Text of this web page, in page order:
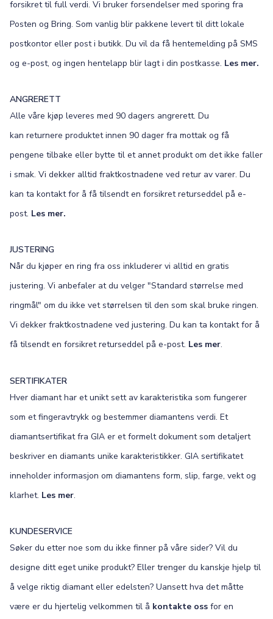
forsikret til full verdi. Vi bruker forsendelser med sporing fra
Posten og Bring. Som vanlig blir pakkene levert til ditt lokale
postkontor eller post i butikk. Du vil da få hentemelding på SMS
og e-post, og ingen hentelapp blir lagt i din postkasse. Les mer.
ANGRERETT
Alle våre kjøp leveres med 90 dagers angrerett. Du
kan returnere produktet innen 90 dager fra mottak og få
pengene tilbake eller bytte til et annet produkt om det ikke faller
i smak. Vi dekker alltid fraktkostnadene ved retur av varer. Du
kan ta kontakt for å få tilsendt en forsikret returseddel på e-
post. Les mer.
JUSTERING
Når du kjøper en ring fra oss inkluderer vi alltid en gratis
justering. Vi anbefaler at du velger "Standard størrelse med
ringmål" om du ikke vet størrelsen til den som skal bruke ringen.
Vi dekker fraktkostnadene ved justering. Du kan ta kontakt for å
få tilsendt en forsikret returseddel på e-post. Les mer.
SERTIFIKATER
Hver diamant har et unikt sett av karakteristika som fungerer
som et fingeravtrykk og bestemmer diamantens verdi. Et
diamantsertifikat fra GIA er et formelt dokument som detaljert
beskriver en diamants unike karakteristikker. GIA sertifikatet
inneholder informasjon om diamantens form, slip, farge, vekt og
klarhet. Les mer.
KUNDESERVICE
Søker du etter noe som du ikke finner på våre sider? Vil du
designe ditt eget unike produkt? Eller trenger du kanskje hjelp til
å velge riktig diamant eller edelsten? Uansett hva det måtte
være er du hjertelig velkommen til å kontakte oss for en